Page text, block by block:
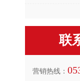
联
营销热线：